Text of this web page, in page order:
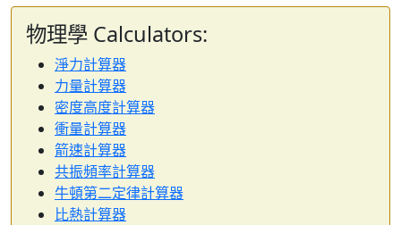
物理學 Calculators:
淨力計算器
力量計算器
密度高度計算器
衝量計算器
箭速計算器
共振頻率計算器
牛頓第二定律計算器
比熱計算器